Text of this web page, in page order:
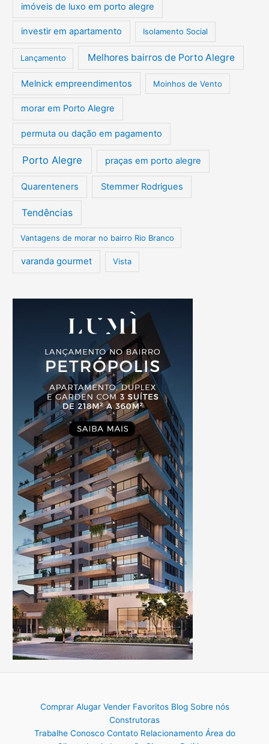
imóveis de luxo em porto alegre
investir em apartamento Isolamento Social
Lançamento Melhores bairros de Porto Alegre
Melnick empreendimentos Moinhos de Vento
morar em Porto Alegre
permuta ou dação em pagamento
Porto Alegre praças em porto alegre
Quarenteners Stemmer Rodrigues
Tendências
Vantagens de morar no bairro Rio Branco
varanda gourmet Vista
Comprar Alugar Vender Favoritos Blog Sobre nós
Construtoras
Trabalhe Conosco Contato Relacionamento Área do